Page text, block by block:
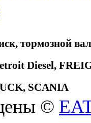
тормозной
Diesel,
SCANIA
©